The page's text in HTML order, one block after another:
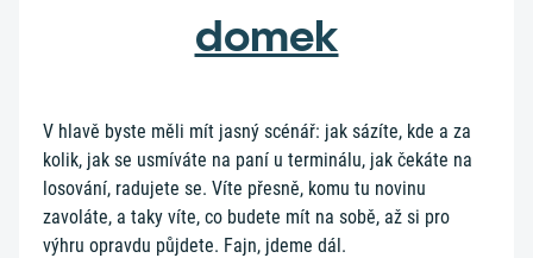
domek
V hlavě byste měli mít jasný scénář: jak sázíte, kde a za
kolik, jak se usmíváte na paní u terminálu, jak čekáte na
losování, radujete se. Víte přesně, komu tu novinu
zavoláte, a taky víte, co budete mít na sobě, až si pro
výhru opravdu půjdete. Fajn, jdeme dál.